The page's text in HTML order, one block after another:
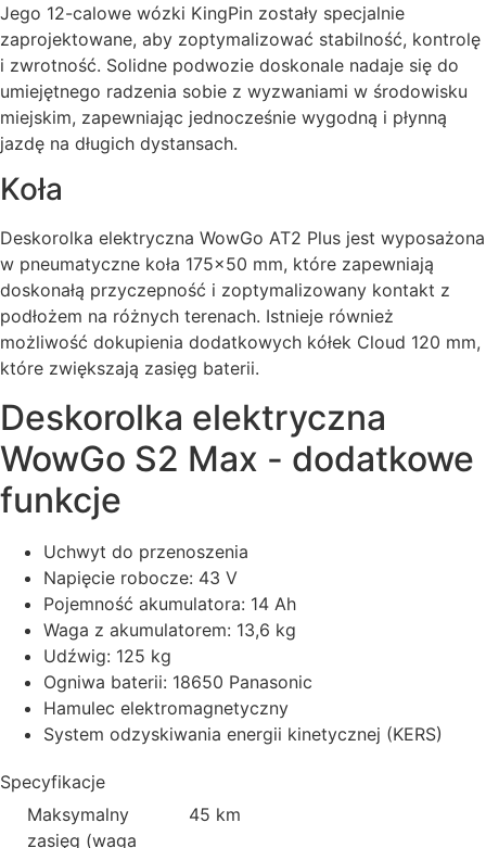
Jego 12-calowe wózki KingPin zostały specjalnie
zaprojektowane, aby zoptymalizować stabilność, kontrolę
i zwrotność. Solidne podwozie doskonale nadaje się do
umiejętnego radzenia sobie z wyzwaniami w środowisku
miejskim, zapewniając jednocześnie wygodną i płynną
jazdę na długich dystansach.
Koła
Deskorolka elektryczna WowGo AT2 Plus jest wyposażona
w pneumatyczne koła 175×50 mm, które zapewniają
doskonałą przyczepność i zoptymalizowany kontakt z
podłożem na różnych terenach. Istnieje również
możliwość dokupienia dodatkowych kółek Cloud 120 mm,
które zwiększają zasięg baterii.
Deskorolka elektryczna
WowGo S2 Max - dodatkowe
funkcje
Uchwyt do przenoszenia
Napięcie robocze: 43 V
Pojemność akumulatora: 14 Ah
Waga z akumulatorem: 13,6 kg
Udźwig: 125 kg
Ogniwa baterii: 18650 Panasonic
Hamulec elektromagnetyczny
System odzyskiwania energii kinetycznej (KERS)
Specyfikacje
Maksymalny
zasięg (waga
45 km